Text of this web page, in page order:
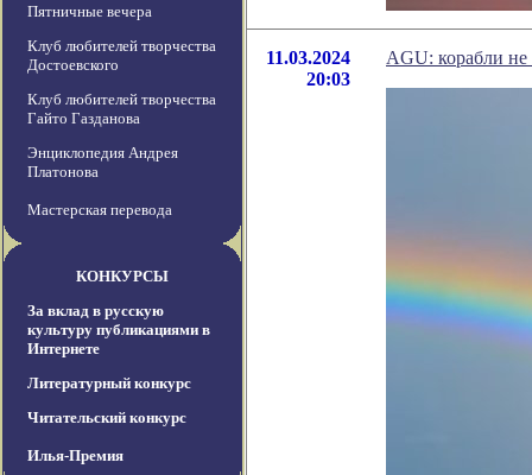
Пятничные вечера
Клуб любителей творчества
Достоевского
Клуб любителей творчества
Гайто Газданова
Энциклопедия Андрея
Платонова
Мастерская перевода
КОНКУРСЫ
За вклад в русскую
культуру публикациями в
Интернете
Литературный конкурс
Читательский конкурс
Илья-Премия
11.03.2024
20:03
AGU: корабли